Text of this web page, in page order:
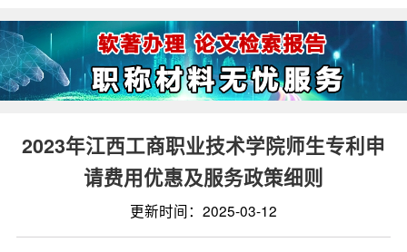
2023年江西工商职业技术学院师生专利申
请费用优惠及服务政策细则
更新时间：2025-03-12